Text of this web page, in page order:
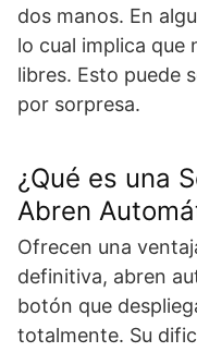
dos manos. En
lo cual implica que
libres. Esto puede
por sorpresa.
¿Qué es una
Abren
Ofrecen una
definitiva, abren
botón que
totalmente. Su